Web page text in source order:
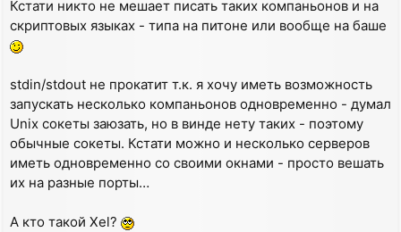
Кстати никто не мешает писать таких компаньонов и на
скриптовых языках - типа на питоне или вообще на баше
stdin/stdout не прокатит т.к. я хочу иметь возможность
запускать несколько компаньонов одновременно - думал
Unix сокеты заюзать, но в винде нету таких - поэтому
обычные сокеты. Кстати можно и несколько серверов
иметь одновременно со своими окнами - просто вешать
их на разные порты…
А кто такой Xel?